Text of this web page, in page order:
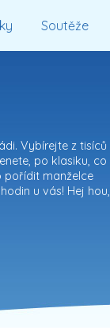
Soutěže
Vybírejte z tisíců
po klasiku, co
pořídit manželce
u vás! Hej hou,